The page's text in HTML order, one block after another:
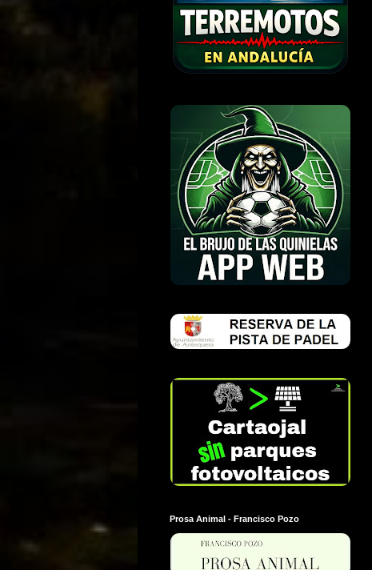
Prosa Animal - Francisco Pozo